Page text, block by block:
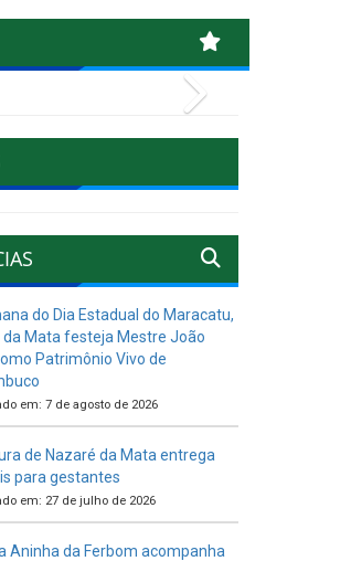
do Dia Estadual do Maracatu,
da Mata festeja Mestre João
Patrimônio Vivo de
em: 7 de agosto de 2026
de Nazaré da Mata entrega
para gestantes
em: 27 de julho de 2026
Aninha da Ferbom acompanha